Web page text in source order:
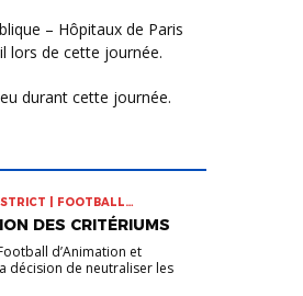
lors de cette journée.
durant cette journée.
| FOOTBALL
DES CRITÉRIUMS
d’Animation et
décision de neutraliser les